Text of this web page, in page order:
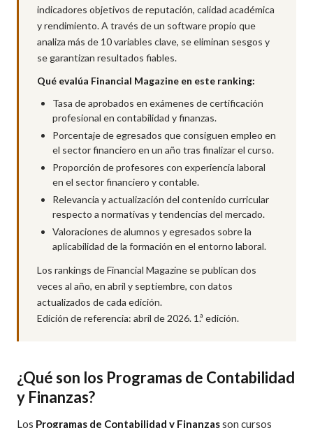
indicadores objetivos de reputación, calidad académica
y rendimiento. A través de un software propio que
analiza más de 10 variables clave, se eliminan sesgos y
se garantizan resultados fiables.
Qué evalúa Financial Magazine en este ranking:
Tasa de aprobados en exámenes de certificación
profesional en contabilidad y finanzas.
Porcentaje de egresados que consiguen empleo en
el sector financiero en un año tras finalizar el curso.
Proporción de profesores con experiencia laboral
en el sector financiero y contable.
Relevancia y actualización del contenido curricular
respecto a normativas y tendencias del mercado.
Valoraciones de alumnos y egresados sobre la
aplicabilidad de la formación en el entorno laboral.
Los rankings de Financial Magazine se publican dos
veces al año, en abril y septiembre, con datos
actualizados de cada edición.
Edición de referencia: abril de 2026. 1.ª edición.
¿Qué son los Programas de Contabilidad
y Finanzas?
Los Programas de Contabilidad y Finanzasson cursos